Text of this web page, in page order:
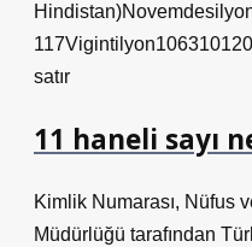
satır
11 haneli sayı
Kimlik Numarası, Nüfus
Müdürlüğü tarafından